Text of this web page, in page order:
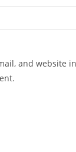
and website